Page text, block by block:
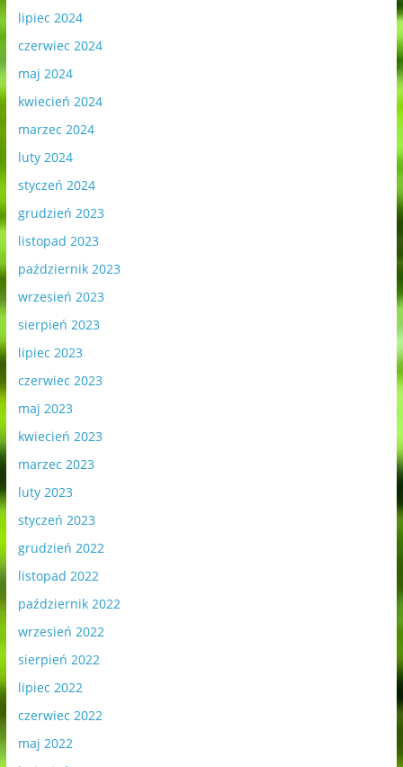
lipiec 2024
czerwiec 2024
maj 2024
kwiecień 2024
marzec 2024
luty 2024
styczeń 2024
grudzień 2023
listopad 2023
październik 2023
wrzesień 2023
sierpień 2023
lipiec 2023
czerwiec 2023
maj 2023
kwiecień 2023
marzec 2023
luty 2023
styczeń 2023
grudzień 2022
listopad 2022
październik 2022
wrzesień 2022
sierpień 2022
lipiec 2022
czerwiec 2022
maj 2022